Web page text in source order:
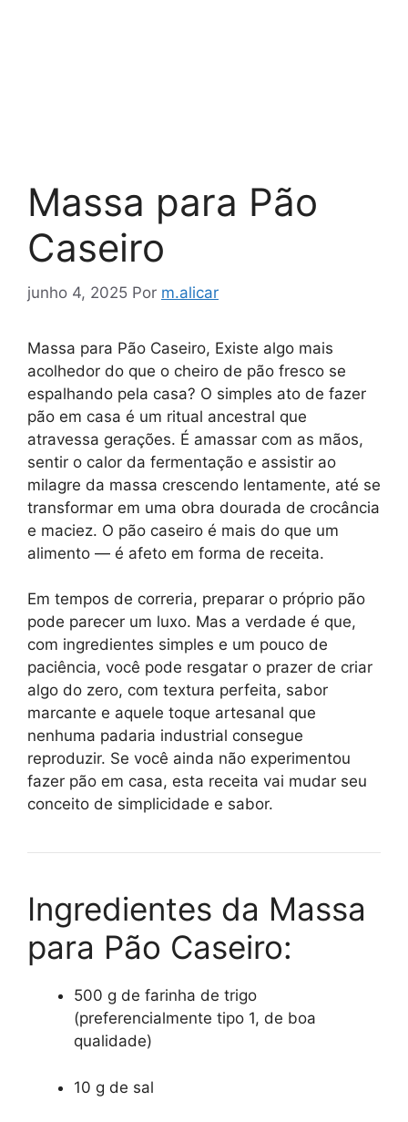
Massa para Pão
Caseiro
junho 4, 2025 Por m.alicar
Massa para Pão Caseiro, Existe algo mais
acolhedor do que o cheiro de pão fresco se
espalhando pela casa? O simples ato de fazer
pão em casa é um ritual ancestral que
atravessa gerações. É amassar com as mãos,
sentir o calor da fermentação e assistir ao
milagre da massa crescendo lentamente, até se
transformar em uma obra dourada de crocância
e maciez. O pão caseiro é mais do que um
alimento — é afeto em forma de receita.
Em tempos de correria, preparar o próprio pão
pode parecer um luxo. Mas a verdade é que,
com ingredientes simples e um pouco de
paciência, você pode resgatar o prazer de criar
algo do zero, com textura perfeita, sabor
marcante e aquele toque artesanal que
nenhuma padaria industrial consegue
reproduzir. Se você ainda não experimentou
fazer pão em casa, esta receita vai mudar seu
conceito de simplicidade e sabor.
Ingredientes da Massa
para Pão Caseiro:
500 g de farinha de trigo
(preferencialmente tipo 1, de boa
qualidade)
10 g de sal